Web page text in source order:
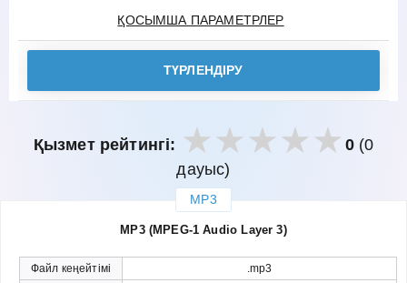
ҚОСЫМША ПАРАМЕТРЛЕР
ТҮРЛЕНДІРУ
Қызмет рейтингі: 0(0
дауыс)
MP3
MP3 (MPEG-1 Audio Layer 3)
Файл кеңейтімі
.mp3